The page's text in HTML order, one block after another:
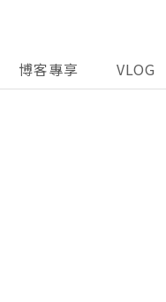
博客專享 VLOG